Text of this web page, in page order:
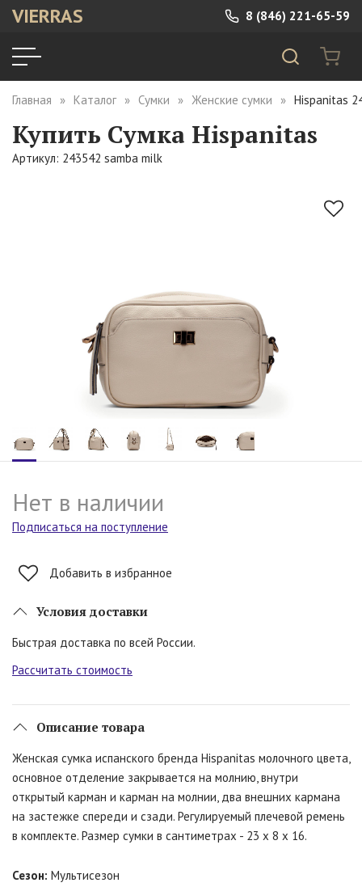
VIERRAS 8 (846) 221-65-59
Главная Каталог Сумки Женские сумки Hispanitas
Купить Сумка Hispanitas
Артикул: 243542 samba milk
Нет в наличии
Подписаться на поступление
Добавить в избранное
Условия доставки
Быстрая доставка по всей России.
Рассчитать стоимость
Описание товара
Женская сумка испанского бренда Hispanitas молочного цвета,
основное отделение закрывается на молнию, внутри
открытый карман и карман на молнии, два внешних кармана
на застежке спереди и сзади. Регулируемый плечевой ремень
в комплекте. Размер сумки в сантиметрах - 23 x 8 x 16.
Сезон: Мультисезон